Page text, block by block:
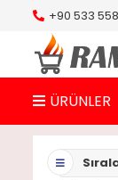
+90 533
ÜRÜNLER